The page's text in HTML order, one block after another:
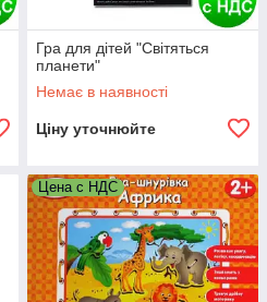
Гра для дітей "Світяться
планети"
Немає в наявності
Ціну уточнюйте
Цена с НДС